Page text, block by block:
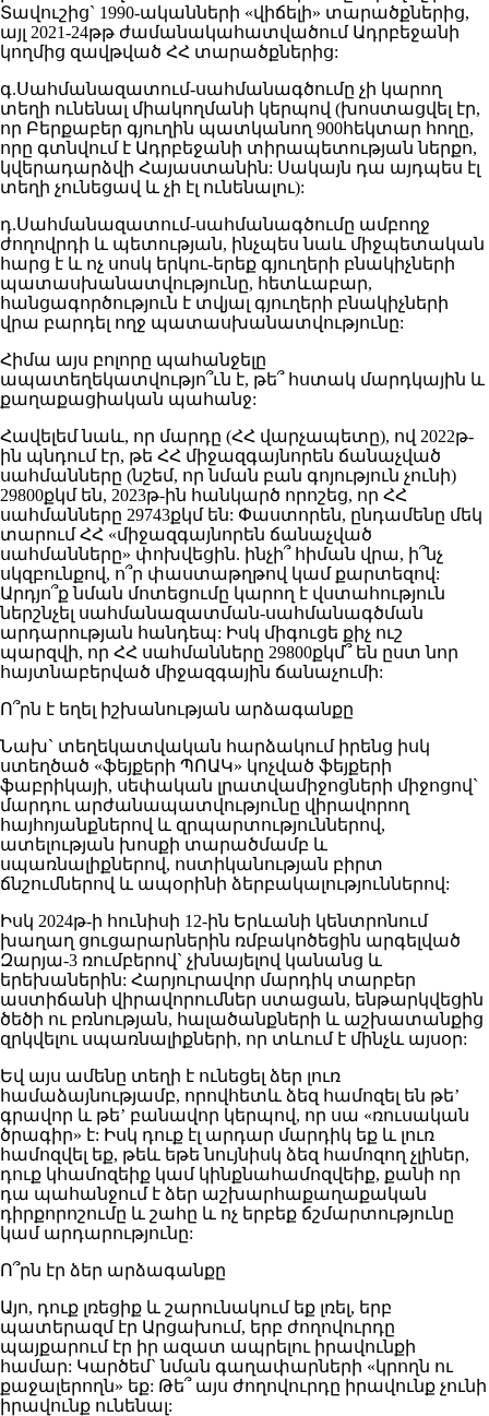
Տավուշից` 1990-ականների «վիճելի» տարածքներից,
այլ 2021-24թթ ժամանակահատվածում Ադրբեջանի
կողմից զավթված ՀՀ տարածքներից:
գ.Սահմանազատում-սահմանագծումը չի կարող
տեղի ունենալ միակողմանի կերպով (խոստացվել էր,
որ Բերքաբեր գյուղին պատկանող 900հեկտար հողը,
որը գտնվում է Ադրբեջանի տիրապետության ներքո,
կվերադարձվի Հայաստանին: Սակայն դա այդպես էլ
տեղի չունեցավ և չի էլ ունենալու):
դ.Սահմանազատում-սահմանագծումը ամբողջ
ժողովրդի և պետության, ինչպես նաև միջպետական
հարց է և ոչ սոսկ երկու-երեք գյուղերի բնակիչների
պատասխանատվությունը, հետևաբար,
հանցագործություն է տվյալ գյուղերի բնակիչների
վրա բարդել ողջ պատասխանատվությունը:
Հիմա այս բոլորը պահանջելը
ապատեղեկատվությո՞ւն է, թե՞ հստակ մարդկային և
քաղաքացիական պահանջ:
Հավելեմ նաև, որ մարդը (ՀՀ վարչապետը), ով 2022թ-
ին պնդում էր, թե ՀՀ միջազգայնորեն ճանաչված
սահմանները (նշեմ, որ նման բան գոյություն չունի)
29800քկմ են, 2023թ-ին հանկարծ որոշեց, որ ՀՀ
սահմանները 29743քկմ են: Փաստորեն, ընդամենը մեկ
տարում ՀՀ «միջազգայնորեն ճանաչված
սահմանները» փոխվեցին. ինչի՞ հիման վրա, ի՞նչ
սկզբունքով, ո՞ր փաստաթղթով կամ քարտեզով:
Արդյո՞ք նման մոտեցումը կարող է վստահություն
ներշնչել սահմանազատման-սահմանագծման
արդարության հանդեպ: Իսկ միգուցե քիչ ուշ
պարզվի, որ ՀՀ սահմանները 29800քկմ՞ են ըստ նոր
հայտնաբերված միջազգային ճանաչումի:
Ո՞րն է եղել իշխանության արձագանքը
Նախ` տեղեկատվական հարձակում իրենց իսկ
ստեղծած «ֆեյքերի ՊՈԱԿ» կոչված ֆեյքերի
ֆաբրիկայի, սեփական լրատվամիջոցների միջոցով`
մարդու արժանապատվությունը վիրավորող
հայհոյանքներով և զրպարտություններով,
ատելության խոսքի տարածմամբ և
սպառնալիքներով, ոստիկանության բիրտ
ճնշումներով և ապօրինի ձերբակալություններով:
Իսկ 2024թ-ի հունիսի 12-ին Երևանի կենտրոնում
խաղաղ ցուցարարներին ռմբակոծեցին արգելված
Զարյա-3 ռումբերով` չխնայելով կանանց և
երեխաներին: Հարյուրավոր մարդիկ տարբեր
աստիճանի վիրավորումներ ստացան, ենթարկվեցին
ծեծի ու բռնության, հալածանքների և աշխատանքից
զրկվելու սպառնալիքների, որ տևում է մինչև այսօր:
Եվ այս ամենը տեղի է ունեցել ձեր լուռ
համաձայնությամբ, որովհետև ձեզ համոզել են թե’
գրավոր և թե’ բանավոր կերպով, որ սա «ռուսական
ծրագիր» է: Իսկ դուք էլ արդար մարդիկ եք և լուռ
համոզվել եք, թեև եթե նույնիսկ ձեզ համոզող չլիներ,
դուք կհամոզեիք կամ կինքնահամոզվեիք, քանի որ
դա պահանջում է ձեր աշխարհաքաղաքական
դիրքորոշումը և շահը և ոչ երբեք ճշմարտությունը
կամ արդարությունը:
Ո՞րն էր ձեր արձագանքը
Այո, դուք լռեցիք և շարունակում եք լռել, երբ
պատերազմ էր Արցախում, երբ ժողովուրդը
պայքարում էր իր ազատ ապրելու իրավունքի
համար: Կարծեմ` նման գաղափարների «կրողն ու
քաջալերողն» եք: Թե՞ այս ժողովուրդը իրավունք չունի
իրավունք ունենալ: